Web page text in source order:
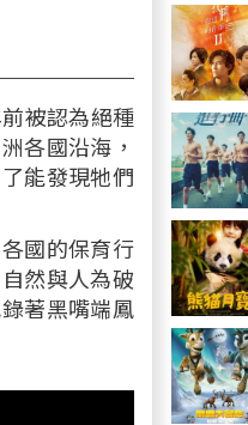
被認為絕種
各國沿海，
能發現牠們
國的保育行
然與人為破
著黑嘴端鳳